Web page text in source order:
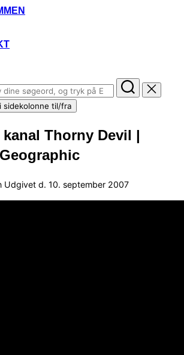
sidekolonne til/fra
Thorny Devil |
Udgivet d. 10. september 2007